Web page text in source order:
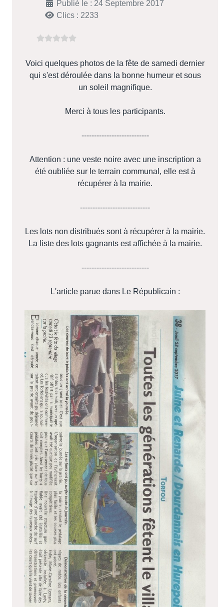
Publié le : 24 Septembre 2017
Clics : 2233
Voici quelques photos de la fête de samedi dernier
qui s'est déroulée dans la bonne humeur et sous
un soleil magnifique.
Merci à tous les participants.
---------------------------
Attention : une veste noire avec une inscription a
été oubliée sur le terrain communal, elle est à
récupérer à la mairie.
----------------------------
Les lots non distribués sont à récupérer à la mairie.
La liste des lots gagnants est affichée à la mairie.
---------------------------
L'article parue dans Le Républicain :